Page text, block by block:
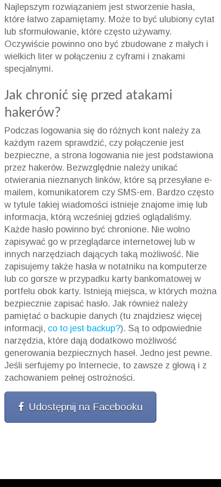
Najlepszym rozwiązaniem jest stworzenie hasła,
które łatwo zapamiętamy. Może to być ulubiony cytat
lub sformułowanie, które często używamy.
Oczywiście powinno ono być zbudowane z małych i
wielkich liter w połączeniu z cyframi i znakami
specjalnymi.
Jak chronić się przed atakami
hakerów?
Podczas logowania się do różnych kont należy za
każdym razem sprawdzić, czy połączenie jest
bezpieczne, a strona logowania nie jest podstawiona
przez hakerów. Bezwzględnie należy unikać
otwierania nieznanych linków, które są przesyłane e-
mailem, komunikatorem czy SMS-em. Bardzo często
w tytule takiej wiadomości istnieje znajome imię lub
informacja, którą wcześniej gdzieś oglądaliśmy.
Każde hasło powinno być chronione. Nie wolno
zapisywać go w przeglądarce internetowej lub w
innych narzędziach dających taką możliwość. Nie
zapisujemy także hasła w notatniku na komputerze
lub co gorsze w przypadku karty bankomatowej w
portfelu obok karty. Istnieją miejsca, w których można
bezpiecznie zapisać hasło. Jak również należy
pamiętać o backupie danych (tu znajdziesz więcej
informacji, co to jest backup?). Są to odpowiednie
narzędzia, które dają dodatkowo możliwość
generowania bezpiecznych haseł. Jedno jest pewne.
Jeśli serfujemy po Internecie, to zawsze z głową i z
zachowaniem pełnej ostrożności.
Udostępnij na Facebooku